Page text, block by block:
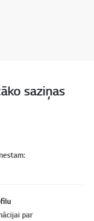
saziņas
par